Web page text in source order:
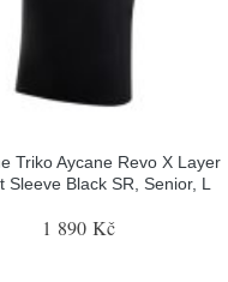
Triko Aycane Revo X Layer
Sleeve Black SR, Senior, L
1 890 Kč